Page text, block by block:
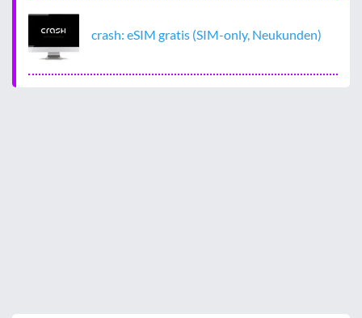
crash: eSIM gratis (SIM-only, Neukunden)